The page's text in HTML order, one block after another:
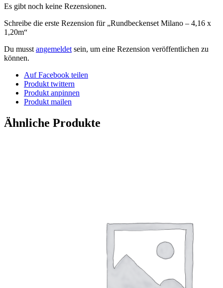
Es gibt noch keine Rezensionen.
Schreibe die erste Rezension für „Rundbeckenset Milano – 4,16 x
1,20m“
Du musst angemeldet sein, um eine Rezension veröffentlichen zu
können.
Auf Facebook teilen
Produkt twittern
Produkt anpinnen
Produkt mailen
Ähnliche Produkte